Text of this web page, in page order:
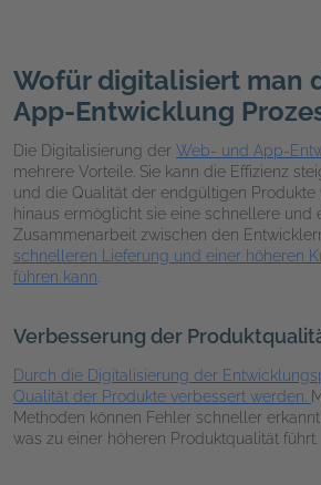
Wofür digitalisiert man
App-Entwicklung
Die Digitalisierung der Web- und App-
mehrere Vorteile. Sie kann die Effizienz
und die Qualität der endgültigen Produkte
hinaus ermöglicht sie eine schnellere und
Zusammenarbeit zwischen den
schnelleren Lieferung und einer höheren
führen kann
Verbesserung der
Durch die Digitalisierung der
Qualität der Produkte verbessert werden.
Methoden können Fehler schneller
was zu einer höheren Produktqualität führt.